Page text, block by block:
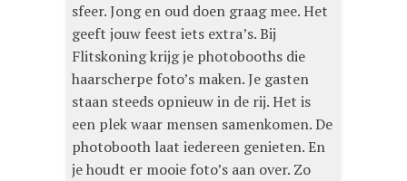
sfeer. Jong en oud doen graag mee. Het
geeft jouw feest iets extra’s. Bij
Flitskoning krijg je photobooths die
haarscherpe foto’s maken. Je gasten
staan steeds opnieuw in de rij. Het is
een plek waar mensen samenkomen. De
photobooth laat iedereen genieten. En
je houdt er mooie foto’s aan over. Zo